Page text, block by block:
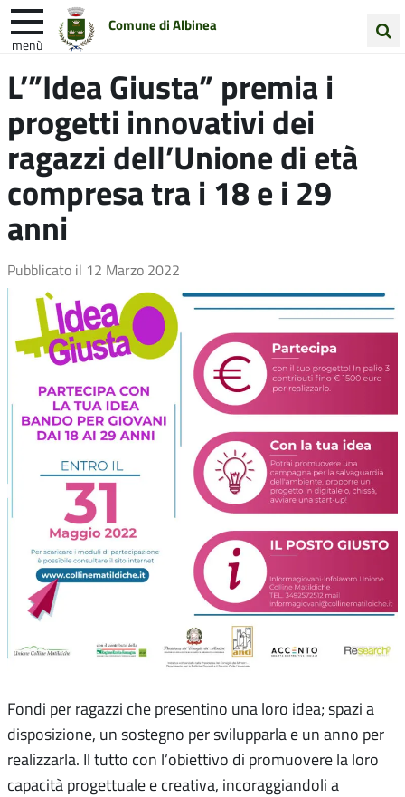
Comune di Albinea
menù
nel
sito
Entra in Comune Vivi Albinea
Unione Colline Matildiche
L’”Idea Giusta” premia i
progetti innovativi dei
ragazzi dell’Unione di età
compresa tra i 18 e i 29
anni
Pubblicato il 12 Marzo 2022
Fondi per ragazzi che presentino una loro idea; spazi a
disposizione, un sostegno per svilupparla e un anno per
realizzarla. Il tutto con l’obiettivo di promuovere la loro
capacità progettuale e creativa, incoraggiandoli a